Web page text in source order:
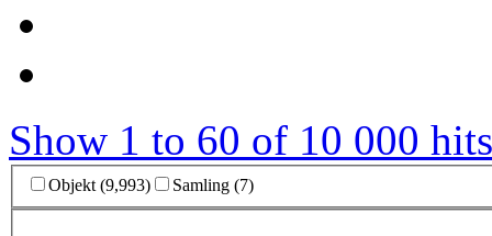
Show 1 to 60 of 10 000
Objekt (9,993) Samling (7)